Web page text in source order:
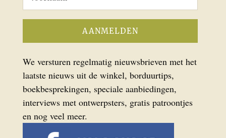
We versturen regelmatig nieuwsbrieven met het
laatste nieuws uit de winkel, borduurtips,
boekbesprekingen, speciale aanbiedingen,
interviews met ontwerpsters, gratis patroontjes
en nog veel meer.